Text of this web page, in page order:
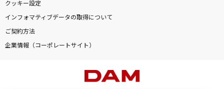
クッキー設定
インフォマティブデータの取得について
ご契約方法
企業情報（コーポレートサイト）